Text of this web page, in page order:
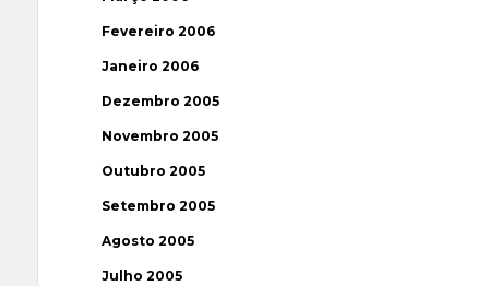
Fevereiro 2006
Janeiro 2006
Dezembro 2005
Novembro 2005
Outubro 2005
Setembro 2005
Agosto 2005
Julho 2005